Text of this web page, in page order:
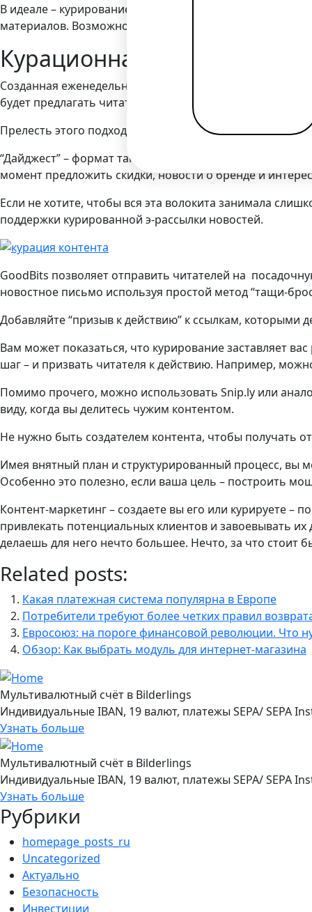
В идеале – курирование контента сохраняет
материалов. Возможно, такие авторы в ответ упомянут
Курационная новостная
Созданная еженедельная почтовая новостная
будет предлагать читателю контент, который его,
Прелесть этого подхода в том, что он позволяет
“Дайджест” – формат такой новостной рассылки дает
момент предложить скидки, новости о бренде и
Если не хотите, чтобы вся эта волокита занимала
поддержки курированной э-рассылки новостей.
GoodBits позволяет отправить читателей на
новостное письмо используя простой метод “тащи-
Добавляйте “призыв к действию” к ссылкам, которыми
Вам может показаться, что курирование заставляет
шаг – и призвать читателя к действию. Например,
Помимо прочего, можно использовать Snip.ly или
виду, когда вы делитесь чужим контентом.
Не нужно быть создателем контента, чтобы получать
Имея внятный план и структурированный процесс, вы
Особенно это полезно, если ваша цель – построить
Контент-маркетинг – создаете вы его или курируете –
привлекать потенциальных клиентов и завоевывать
делаешь для него нечто большее. Нечто, за что стоит
Related posts:
Какая платежная система популярна в Европе
Потребители требуют более четких правил
Евросоюз: на пороге финансовой революции. Что
Обзор: Как выбрать модуль для интернет-магазина
Мультивалютный счёт в Bilderlings
Индивидуальные IBAN, 19 валют, платежы SEPA/ SEPA
Узнать больше
Мультивалютный счёт в Bilderlings
Индивидуальные IBAN, 19 валют, платежы SEPA/ SEPA
Узнать больше
Рубрики
homepage_posts_ru
Uncategorized
Актуально
Безопасность
Инвестиции